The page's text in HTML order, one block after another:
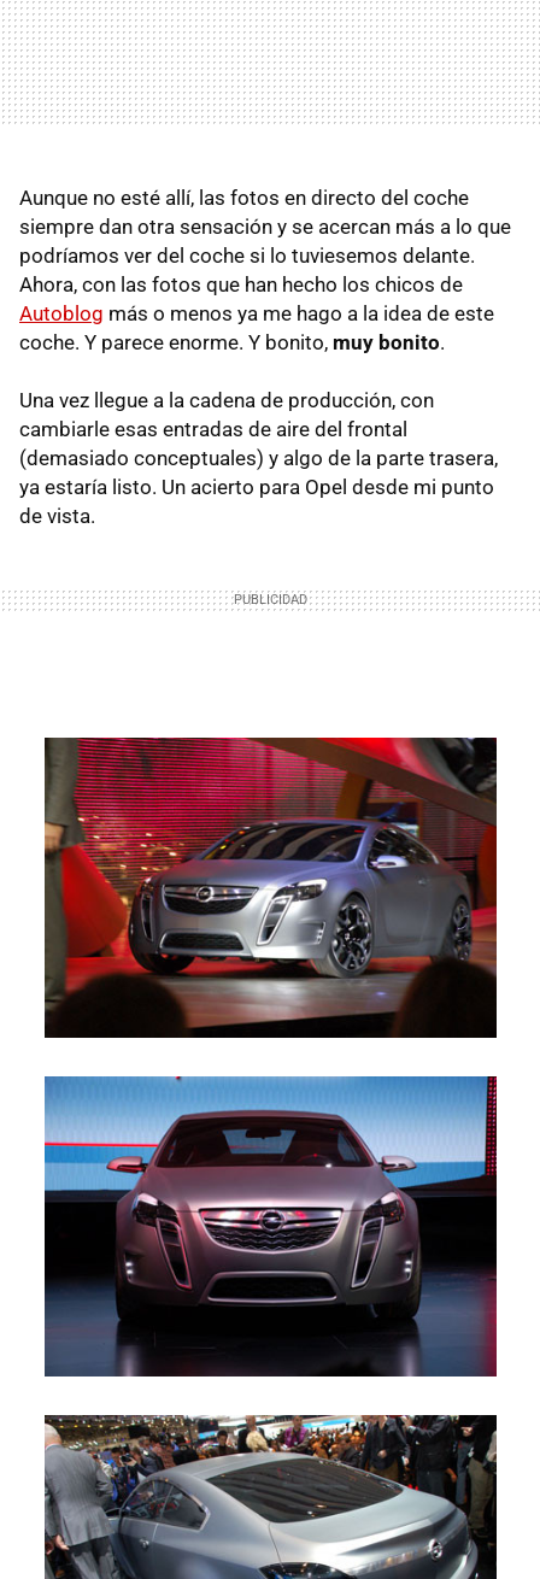
Aunque no esté allí, las fotos en directo del coche
siempre dan otra sensación y se acercan más a lo que
podríamos ver del coche si lo tuviesemos delante.
Ahora, con las fotos que han hecho los chicos de
Autoblog más o menos ya me hago a la idea de este
coche. Y parece enorme. Y bonito, muy bonito.
Una vez llegue a la cadena de producción, con
cambiarle esas entradas de aire del frontal
(demasiado conceptuales) y algo de la parte trasera,
ya estaría listo. Un acierto para Opel desde mi punto
de vista.